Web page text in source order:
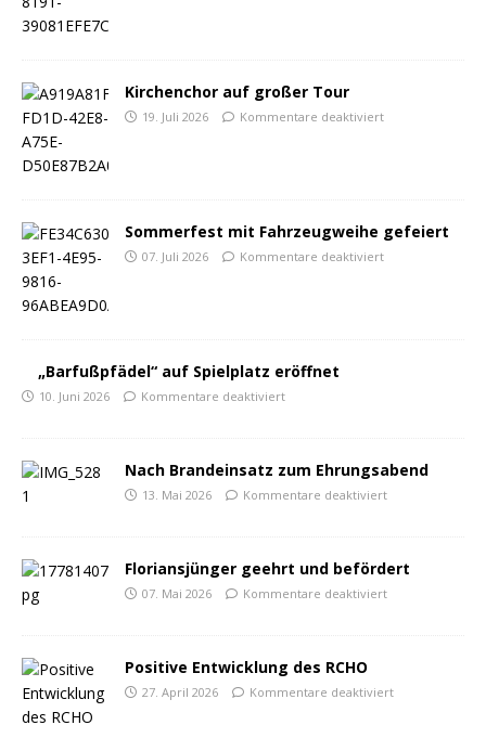
Kirchenchor auf großer Tour
19. Juli 2026 Kommentare deaktiviert
Sommerfest mit Fahrzeugweihe gefeiert
07. Juli 2026 Kommentare deaktiviert
„Barfußpfädel“ auf Spielplatz eröffnet
10. Juni 2026 Kommentare deaktiviert
Nach Brandeinsatz zum Ehrungsabend
13. Mai 2026 Kommentare deaktiviert
Floriansjünger geehrt und befördert
07. Mai 2026 Kommentare deaktiviert
Positive Entwicklung des RCHO
27. April 2026 Kommentare deaktiviert